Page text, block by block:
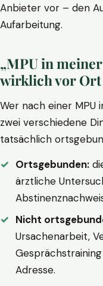
Anbieter vor – den
Aufarbeitung.
„MPU in
wirklich vor Ort
Wer nach einer MPU
zwei verschiedene
tatsächlich
Ortsgebunden:
ärztliche
Nicht
Ursachenarbeit,
Adresse.